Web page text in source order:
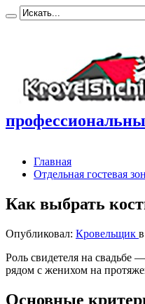
Главная
Отдельная гостевая
Как выбрать
Опубликовал: Кровельщик в
Роль свидетеля на свадьбе
рядом с женихом на
Основные